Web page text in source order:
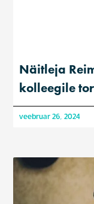
Näitleja
kolleegile
veebruar 26, 2024